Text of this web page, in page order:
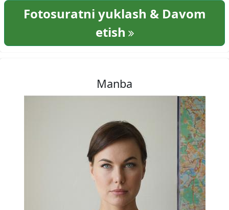
Fotosuratni yuklash & Davom
etish
Manba